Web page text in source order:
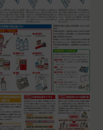
端末の種類、電話番
しくはメールアドレ
を選択したその他の
あります。
上で当社のサービス
供することを認めた
報を取得することが
ウザや端末の設定に
が、無効にした場合
人、団体、個人をい
、登録希望者が行う
ます。
録時に登録した当社
中に当社が必要と判
れらの情報について
た場合の当該情報を